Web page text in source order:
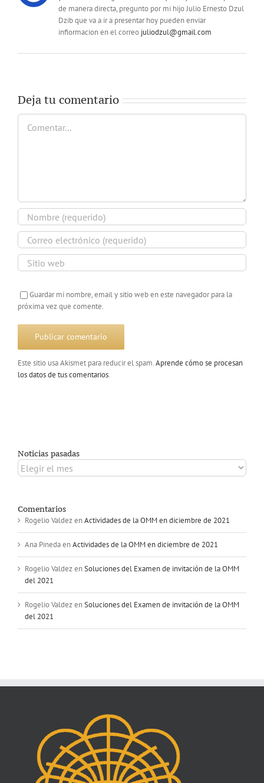
de manera directa, pregunto por mi hijo Julio Ernesto Dzul
Dzib que va a ir a presentar hoy pueden enviar
infiormacion en el correo juliodzul@gmail.com
Deja tu comentario
Comentar
Guardar mi nombre, email y sitio web en este navegador para la
próxima vez que comente.
Este sitio usa Akismet para reducir el spam.Aprende cómo se procesan
los datos de tus comentarios.
Noticias pasadas
Noticias
pasadas
Comentarios
Rogelio ValdezenActividades de la OMM en diciembre de 2021
Ana PinedaenActividades de la OMM en diciembre de 2021
Rogelio ValdezenSoluciones del Examen de invitación de la OMM
del 2021
Rogelio ValdezenSoluciones del Examen de invitación de la OMM
del 2021